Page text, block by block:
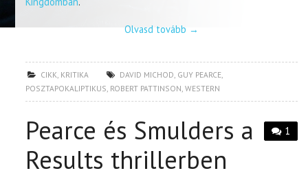
Olvasd tovább →
CIKK KRITIKA DAVID MICHOD GUY PEARCE
POSZTAPOKALIPTIKUS ROBERT PATTINSON ,WESTERN
1
Pearce és Smulders a
Results thrillerben